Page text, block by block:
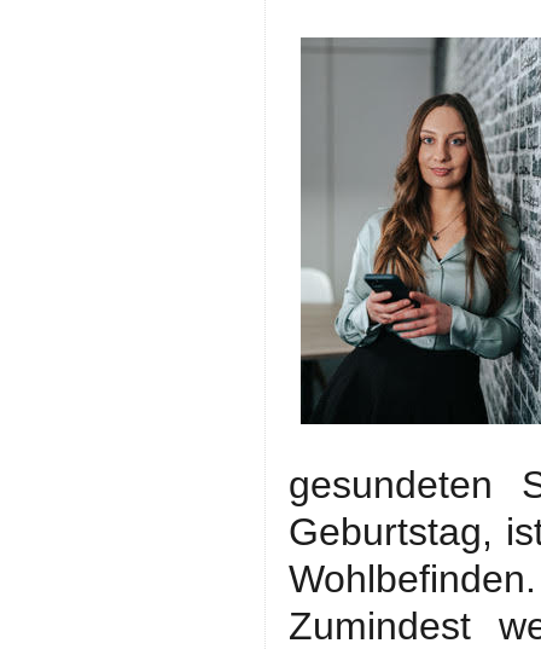
gesundeten
Geburtstag,
Zumindest